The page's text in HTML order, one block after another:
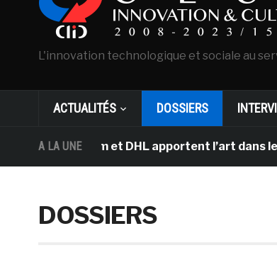
L'innovation technologique et sociale au
ACTUALITÉS DOSSIERS
A LA UNEet DHL apportent l’art dans les
DOSSIERS